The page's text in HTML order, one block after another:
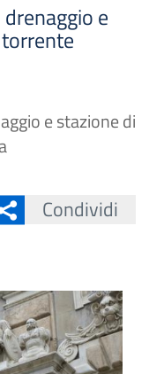
e
e stazione di
Condividi